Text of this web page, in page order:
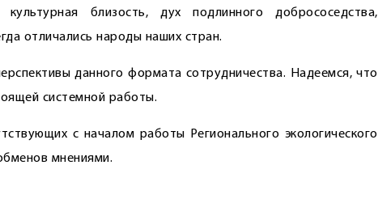
близость, дух подлинного добрососедства,
отличались народы наших стран.
данного формата сотрудничества. Надеемся, что
системной работы.
с началом работы Регионального экологического
мнениями.